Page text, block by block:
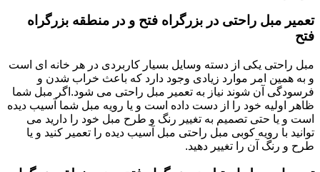
تعمیر مبل راحتی در بزرگراه فتح و در منطقه بزرگراه
فتح
مبل راحتی یکی از دسته وسایل بسیار کاربردی در هر خانه ای است
و به همین امر موارد زیادی وجود دارد که باعث خراب شدن و
فرسودگی آن شوند نیاز به تعمیر مبل راحتی می شود.اگر مبل شما
ظاهر اولیه خود را از دست داده است و یا رویه مبل شما آسیب دیده
است و یا حتی تصمیم به تغییر رنگ و طرح مبل خود را دارید می
توانید با رویه کوبی مبل راحتی مبل آسیب دیده را تعمیر کنید و یا
طرح و رنگ آن را تغییر دهید.